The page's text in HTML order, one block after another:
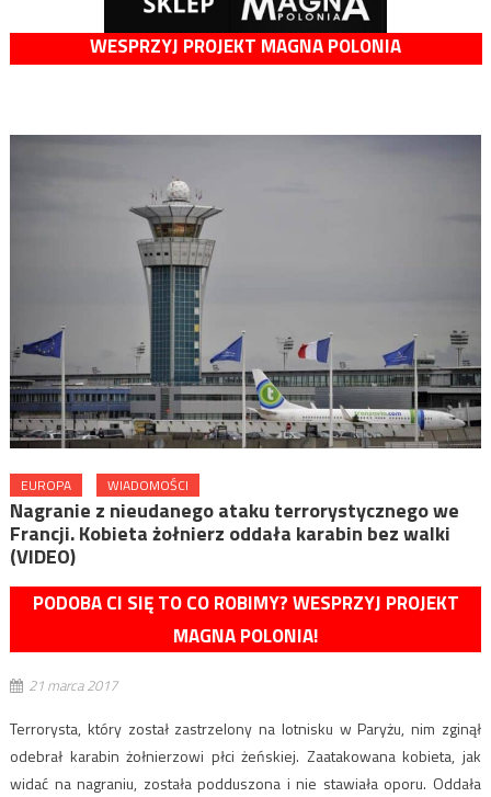
WESPRZYJ PROJEKT MAGNA POLONIA
EUROPA WIADOMOŚCI
Nagranie z nieudanego ataku terrorystycznego we
Francji. Kobieta żołnierz oddała karabin bez walki
(VIDEO)
PODOBA CI SIĘ TO CO ROBIMY? WESPRZYJ PROJEKT
MAGNA POLONIA!
21 marca 2017
Terrorysta, który został zastrzelony na lotnisku w Paryżu, nim zginął
odebrał karabin żołnierzowi płci żeńskiej. Zaatakowana kobieta, jak
widać na nagraniu, została podduszona i nie stawiała oporu. Oddała